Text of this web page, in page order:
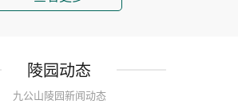
陵园动态
九公山陵园新闻动态